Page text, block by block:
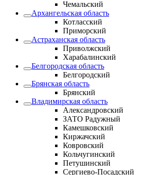
Чемальский
Архангельская область
Котласский
Приморский
Астраханская область
Приволжский
Харабалинский
Белгородская область
Белгородский
Брянская область
Брянский
Владимирская область
Александровский
ЗАТО Радужный
Камешковский
Киржачский
Ковровский
Кольчугинский
Петушинский
Сергиево-Посадский